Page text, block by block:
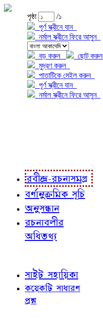
পৃষ্ঠা
/১
পূর্ণ স্ক্রীনে যান
নর্মাল স্ক্রীনে ফিরে আসুন
বড় করুন
ছোট করুন
মুদ্রণ করুন
পাতাটিকে মেইল করুন
পূর্ণ স্ক্রীনে যান
নর্মাল স্ক্রীনে ফিরে আসুন
রবীন্দ্র-রচনাসমগ্র
বর্ণানুক্রমিক সূচি
অনুসন্ধান
রচনাবলীর
অধিতথ্য
সাইট সহায়িকা
কয়েকটি সাধারণ
প্রশ্ন